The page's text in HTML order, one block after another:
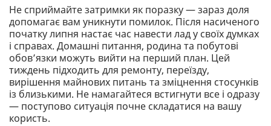
Не сприймайте затримки як поразку — зараз доля
допомагає вам уникнути помилок. Після насиченого
початку липня настає час навести лад у своїх думках
і справах. Домашні питання, родина та побутові
обов’язки можуть вийти на перший план. Цей
тиждень підходить для ремонту, переїзду,
вирішення майнових питань та зміцнення стосунків
із близькими. Не намагайтеся встигнути все і одразу
— поступово ситуація почне складатися на вашу
користь.